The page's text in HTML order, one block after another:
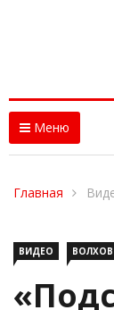
ВИДЕО ВОЛХОВ